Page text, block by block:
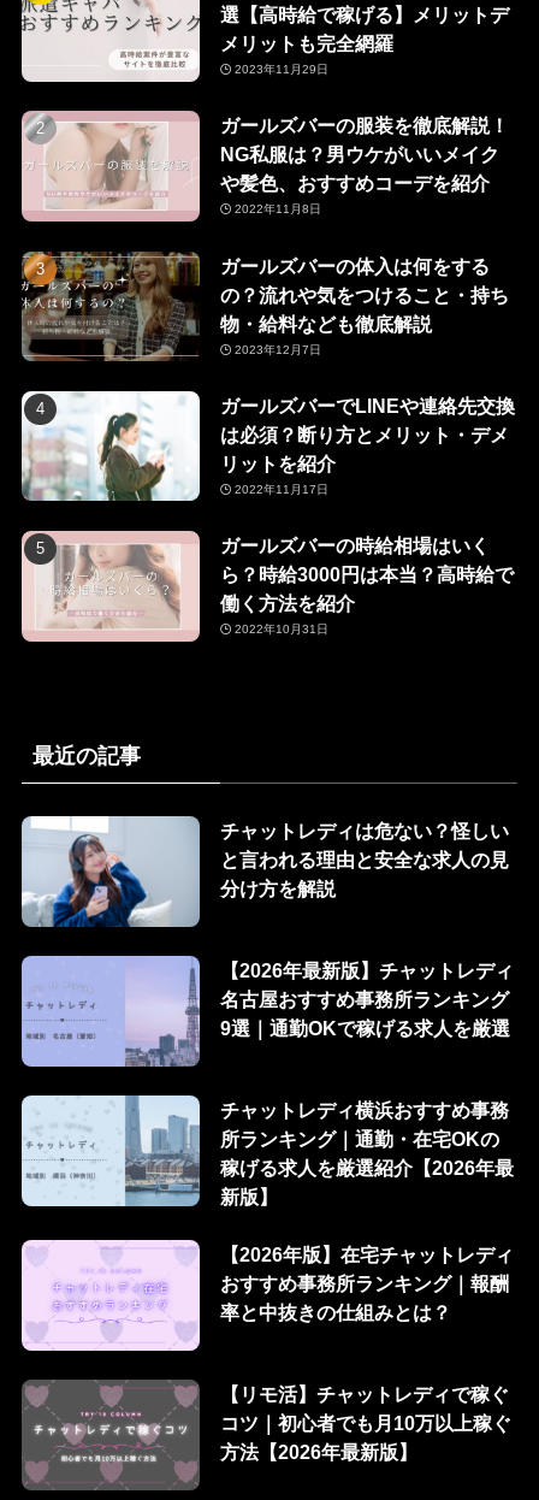
選【高時給で稼げる】メリットデ
メリットも完全網羅
2023年11月29日
ガールズバーの服装を徹底解説！
NG私服は？男ウケがいいメイク
や髪色、おすすめコーデを紹介
2022年11月8日
ガールズバーの体入は何をする
の？流れや気をつけること・持ち
物・給料なども徹底解説
2023年12月7日
ガールズバーでLINEや連絡先交換
は必須？断り方とメリット・デメ
リットを紹介
2022年11月17日
ガールズバーの時給相場はいく
ら？時給3000円は本当？高時給で
働く方法を紹介
2022年10月31日
最近の記事
チャットレディは危ない？怪しい
と言われる理由と安全な求人の見
分け方を解説
【2026年最新版】チャットレディ
名古屋おすすめ事務所ランキング
9選｜通勤OKで稼げる求人を厳選
チャットレディ横浜おすすめ事務
所ランキング｜通勤・在宅OKの
稼げる求人を厳選紹介【2026年最
新版】
【2026年版】在宅チャットレディ
おすすめ事務所ランキング｜報酬
率と中抜きの仕組みとは？
【リモ活】チャットレディで稼ぐ
コツ｜初心者でも月10万以上稼ぐ
方法【2026年最新版】